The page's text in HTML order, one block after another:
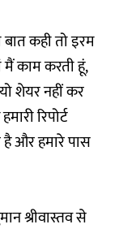
कही तो इरम
मैं काम करती हूं,
शेयर नहीं कर
रिपोर्ट
और हमारे पास
श्रीवास्तव से